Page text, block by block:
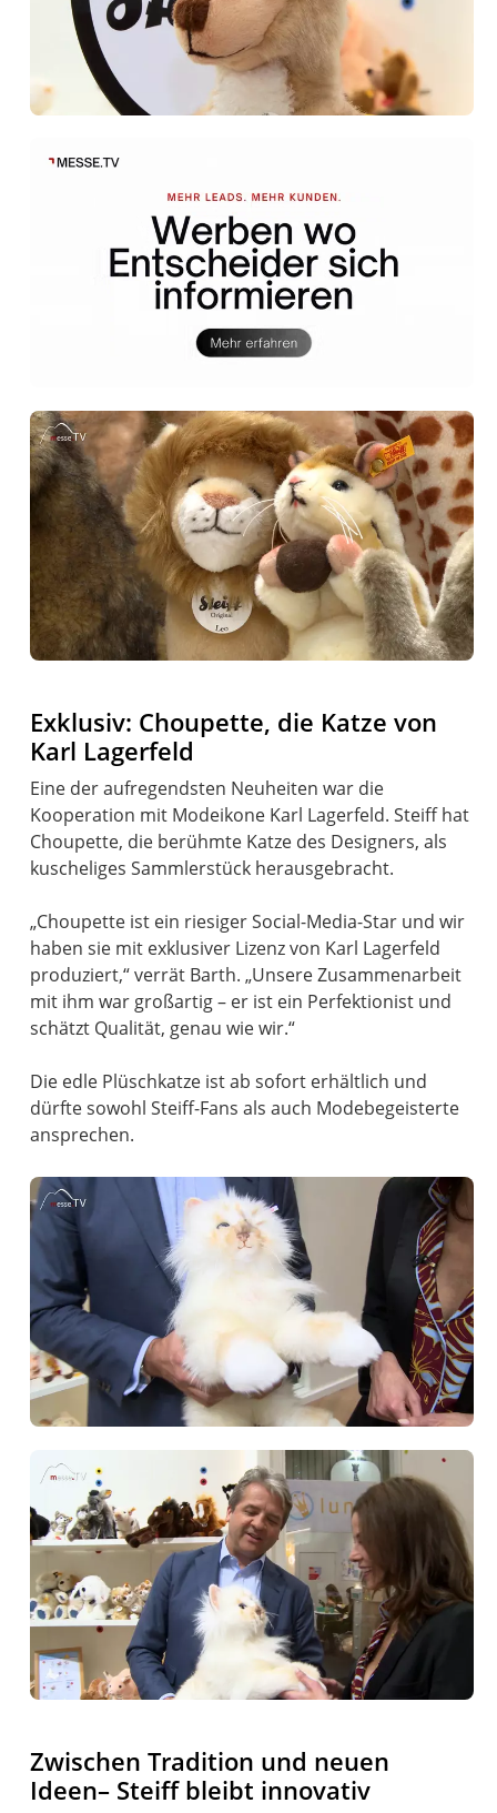
Exklusiv: Choupette, die Katze von
Karl Lagerfeld
Eine der aufregendsten Neuheiten war die
Kooperation mit Modeikone Karl Lagerfeld. Steiff hat
Choupette, die berühmte Katze des Designers, als
kuscheliges Sammlerstück herausgebracht.
„Choupette ist ein riesiger Social-Media-Star und wir
haben sie mit exklusiver Lizenz von Karl Lagerfeld
produziert,“ verrät Barth. „Unsere Zusammenarbeit
mit ihm war großartig – er ist ein Perfektionist und
schätzt Qualität, genau wie wir.“
Die edle Plüschkatze ist ab sofort erhältlich und
dürfte sowohl Steiff-Fans als auch Modebegeisterte
Zwischen Tradition und neuen
Ideen– Steiff bleibt innovativ